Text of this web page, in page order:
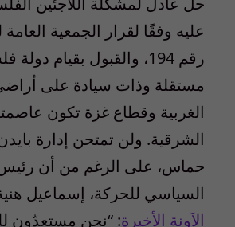
عليه وفقًا لقرار الجمعية العامة
رقم 194، والقبول بقيام دولة
مستقلة وذات سيادة على
الغربية وقطاع غزة تكون
الشرقية. ولن تمتحن إدارة بايدن
حماس، على الرغم من أن
السياسي للحركة، إسماعيل
الآونة الأخيرة: “نحن مستعدّون